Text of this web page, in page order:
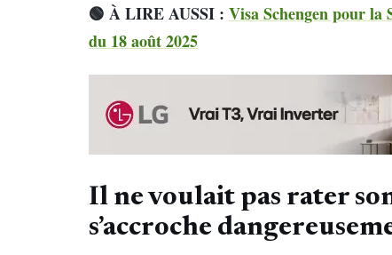
🟢 À LIRE AUSSI : Visa Schengen pour la
du 18 août 2025
Il ne voulait pas rater
s’accroche